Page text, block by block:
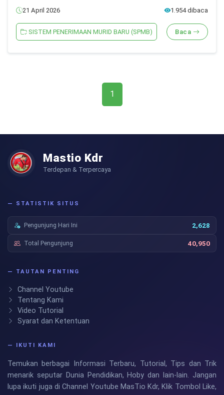
21 April 2026 1.954 dibaca
SISTEM PENERIMAAN MURID BARU (SPMB) Baca
1
Mastio Kdr
Terdepan & Terpercaya
— STATISTIK SITUS
Pengunjung Hari Ini 2,628
Total Pengunjung 40,950
— TAUTAN PENTING
Channel Youtube
Tentang Kami
Video Tutorial
Syarat dan Ketentuan
— IKUTI KAMI
Temukan berbagai Informasi Terbaru, Tutorial, Tips dan Trik
menarik seputar Dunia Pendidikan, Hoby dan lain-lain. Jangan
lupa ikuti juga di Channel Youtube MasTio Kdr, Klik Tombol Like,